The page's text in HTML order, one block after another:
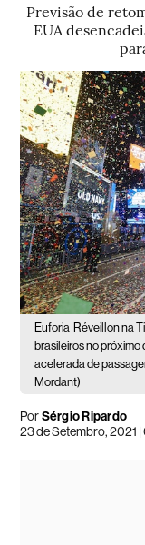
Previsão de
EUA
Euforia Réveillon na
brasileiros no próximo
acelerada de
Mordant)
PorSérgio Ripardo
23 de Setembro, 2021 |